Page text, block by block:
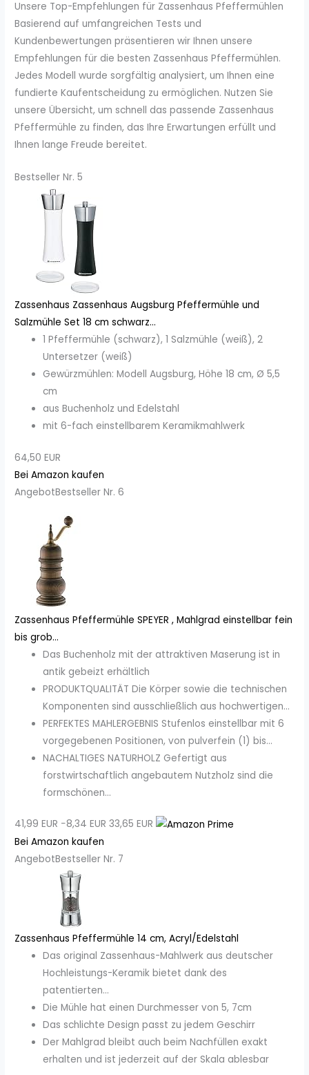
Unsere Top-Empfehlungen für Zassenhaus Pfeffermühlen
Basierend auf umfangreichen Tests und
Kundenbewertungen präsentieren wir Ihnen unsere
Empfehlungen für die besten Zassenhaus Pfeffermühlen.
Jedes Modell wurde sorgfältig analysiert, um Ihnen eine
fundierte Kaufentscheidung zu ermöglichen. Nutzen Sie
unsere Übersicht, um schnell das passende Zassenhaus
Pfeffermühle zu finden, das Ihre Erwartungen erfüllt und
Ihnen lange Freude bereitet.
Bestseller Nr. 5
Zassenhaus Zassenhaus Augsburg Pfeffermühle und
Salzmühle Set 18 cm schwarz...
1 Pfeffermühle (schwarz), 1 Salzmühle (weiß), 2
Untersetzer (weiß)
Gewürzmühlen: Modell Augsburg, Höhe 18 cm, Ø 5,5
cm
aus Buchenholz und Edelstahl
mit 6-fach einstellbarem Keramikmahlwerk
64,50 EUR
Bei Amazon kaufen
AngebotBestseller Nr. 6
Zassenhaus Pfeffermühle SPEYER , Mahlgrad einstellbar fein
bis grob...
Das Buchenholz mit der attraktiven Maserung ist in
antik gebeizt erhältlich
PRODUKTQUALITÄT Die Körper sowie die technischen
Komponenten sind ausschließlich aus hochwertigen...
PERFEKTES MAHLERGEBNIS Stufenlos einstellbar mit 6
vorgegebenen Positionen, von pulverfein (1) bis...
NACHALTIGES NATURHOLZ Gefertigt aus
forstwirtschaftlich angebautem Nutzholz sind die
formschönen...
41,99 EUR −8,34 EUR 33,65 EUR
Bei Amazon kaufen
AngebotBestseller Nr. 7
Zassenhaus Pfeffermühle 14 cm, Acryl/Edelstahl
Das original Zassenhaus-Mahlwerk aus deutscher
Hochleistungs-Keramik bietet dank des
patentierten...
Die Mühle hat einen Durchmesser von 5, 7cm
Das schlichte Design passt zu jedem Geschirr
Der Mahlgrad bleibt auch beim Nachfüllen exakt
erhalten und ist jederzeit auf der Skala ablesbar